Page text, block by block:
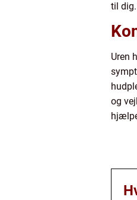
til dig.
Uren
og